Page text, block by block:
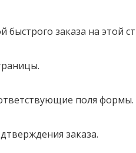
заказа на этой
поля формы.
заказа.